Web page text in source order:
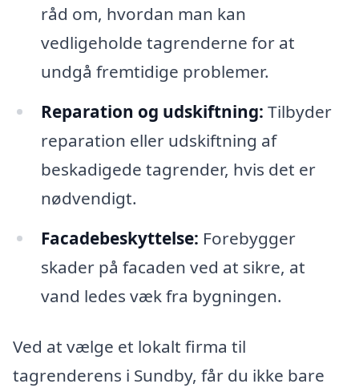
råd om, hvordan man kan
vedligeholde tagrenderne for at
undgå fremtidige problemer.
Reparation og udskiftning: Tilbyder
reparation eller udskiftning af
beskadigede tagrender, hvis det er
nødvendigt.
Facadebeskyttelse: Forebygger
skader på facaden ved at sikre, at
vand ledes væk fra bygningen.
Ved at vælge et lokalt firma til
tagrenderens i Sundby, får du ikke bare